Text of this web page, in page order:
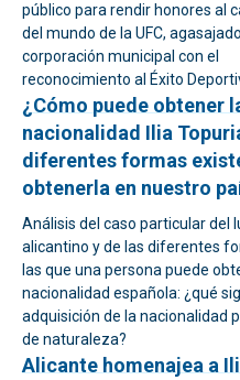
público para rendir honores al
del mundo de la UFC,
corporación municipal con el
reconocimiento al Éxito
¿Cómo puede obtener
nacionalidad Ilia
diferentes formas
obtenerla en nuestro
Análisis del caso particular del
alicantino y de las diferentes
las que una persona puede
nacionalidad española: ¿qué
adquisición de la nacionalidad
de naturaleza?
Alicante homenajea a